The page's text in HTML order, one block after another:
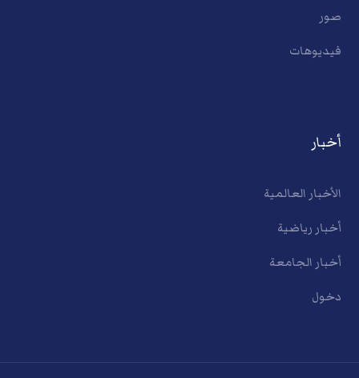
صور
فيديوهات
أخبار
الأخبار العالمية
أخبار رياضية
أخبار الجامعة
دخول